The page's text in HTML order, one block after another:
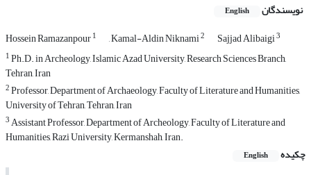
نویسندگان English
Hossein Ramazanpour1 , Kamal-Aldin Niknami2 Sajjad Alibaigi3
1Ph.D. in Archeology, Islamic Azad University, Research Sciences Branch,
Tehran, Iran
2Professor, Department of Archaeology, Faculty of Literature and Humanities,
University of Tehran, Tehran, Iran
3Assistant Professor, Department of Archeology, Faculty of Literature and
Humanities, Razi University, Kermanshah, Iran.
چکیده
English